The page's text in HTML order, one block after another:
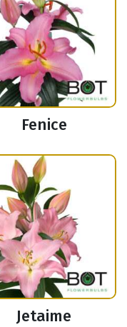
Fenice
Jetaime